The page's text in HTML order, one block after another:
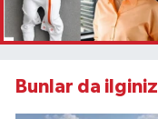
Bunlar da